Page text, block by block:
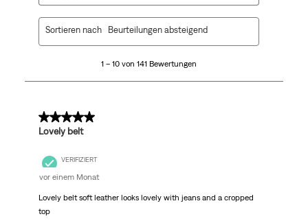
141
1 – 10 von 141 Bewertungen
Sortieren nach Beurteilungen absteigend
5 von 5 Sternen.
Lovely belt
VERIFIZIERT
vor einem Monat
Lovely belt soft leather looks lovely with jeans and a cropped
top